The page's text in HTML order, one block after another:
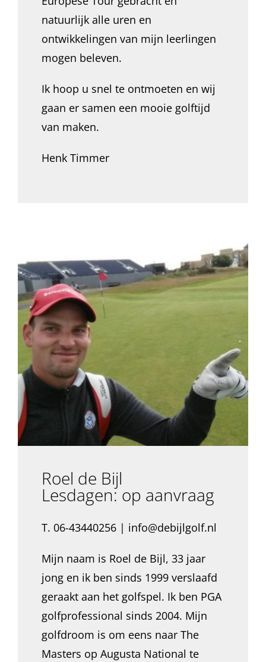
natuurlijk alle uren en
ontwikkelingen van mijn leerlingen
mogen beleven.
Ik hoop u snel te ontmoeten en wij
gaan er samen een mooie golftijd
van maken.
Henk Timmer
Roel de Bijl
Lesdagen: op aanvraag
T. 06-43440256 | info@debijlgolf.nl
Mijn naam is Roel de Bijl, 33 jaar
jong en ik ben sinds 1999 verslaafd
geraakt aan het golfspel. Ik ben PGA
golfprofessional sinds 2004. Mijn
golfdroom is om eens naar The
Masters op Augusta National te